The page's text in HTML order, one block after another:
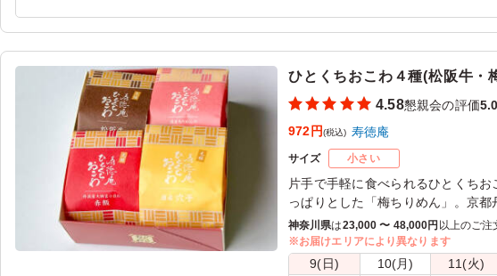
満足感・完成度の高いお弁当です。
ひとくちおこわ４種(松阪牛・
4.58懇親会の評価
972円(税込) 寿徳庵
サイズ 小さい
片手で手軽に食べられるひとくち
っぱりとした「梅ちりめん」。京
飯」。国産穴子に特製タレをつけふ
子」。松阪牛とごぼう・エリンギを
種類詰め合わせです
神奈川県は23,000 〜 48,000円 以上のご注
※お届けエリアにより異なります
9(日) 10(月) 11(火)